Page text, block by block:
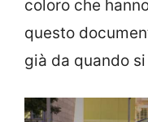
coloro che
questo
già da quando